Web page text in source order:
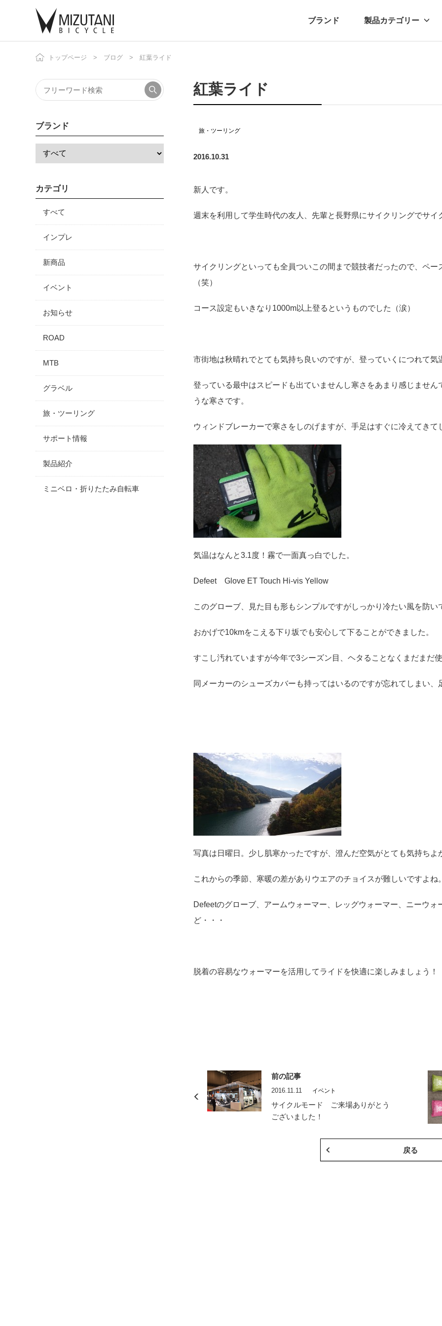
ブランド 製品カテゴリー
トップページ ブログ 紅葉ライド
紅葉ライド
旅・ツーリング
2016.10.31
新人です。
週末を利用して学生時代の友人、先輩と長野県にサイクリングでサイ
サイクリングといっても全員ついこの間まで競技者だったので、ペ
（笑）
コース設定もいきなり1000m以上登るというものでした（涙）
市街地は秋晴れでとても気持ち良いのですが、登っていくにつれて気
登っている最中はスピードも出ていませんし寒さをあまり感じませ
うな寒さです。
ウィンドブレーカーで寒さをしのげますが、手足はすぐに冷えてきて
気温はなんと3.1度！霧で一面真っ白でした。
Defeet Glove ET Touch Hi-vis Yellow
このグローブ、見た目も形もシンプルですがしっかり冷たい風を防い
おかげで10kmをこえる下り坂でも安心して下ることができました。
すこし汚れていますが今年で3シーズン目、ヘタることなくまだまだ使
同メーカーのシューズカバーも持ってはいるのですが忘れてしまい、
写真は日曜日。少し肌寒かったですが、澄んだ空気がとても気持ちよ
これからの季節、寒暖の差がありウエアのチョイスが難しいですよね。
Defeetのグローブ、アームウォーマー、レッグウォーマー、ニーウ
ど・・・
脱着の容易なウォーマーを活用してライドを快適に楽しみましょう！
前の記事
2016.11.11 イベント
サイクルモード ご来場ありがとう
ございました！
戻る
ブランド
カテゴリ
すべて
インプレ
新商品
イベント
お知らせ
ROAD
MTB
グラベル
旅・ツーリング
サポート情報
製品紹介
ミニベロ・折りたたみ自転車